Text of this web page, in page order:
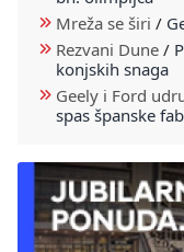
Mreža se širi /
Rezvani Dune /
konjskih snaga
Geely i Ford
spas španske